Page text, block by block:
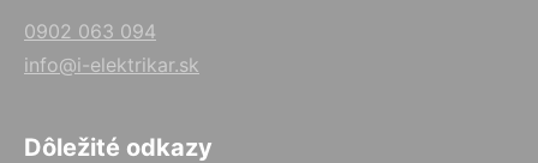
0902 063 094
info@i-elektrikar.sk
Dôležité odkazy